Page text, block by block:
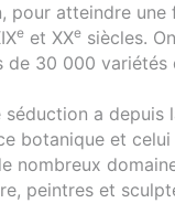
pour atteindre une
e et XXe siècles.
de 30 000 variétés
a depuis
botanique et
nombreux
peintres et